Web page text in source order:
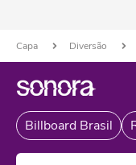
Capa Diversão
Billboard Brasil